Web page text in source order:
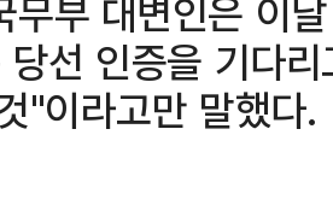
무부 대변인은 이
선 인증을 기다
"이라고만 말했다.